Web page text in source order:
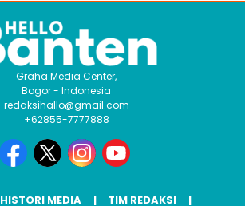
Graha Media Center,
Bogor - Indonesia
redaksihallo@gmail.com
+62855-7777888
HISTORI MEDIA TIM REDAKSI